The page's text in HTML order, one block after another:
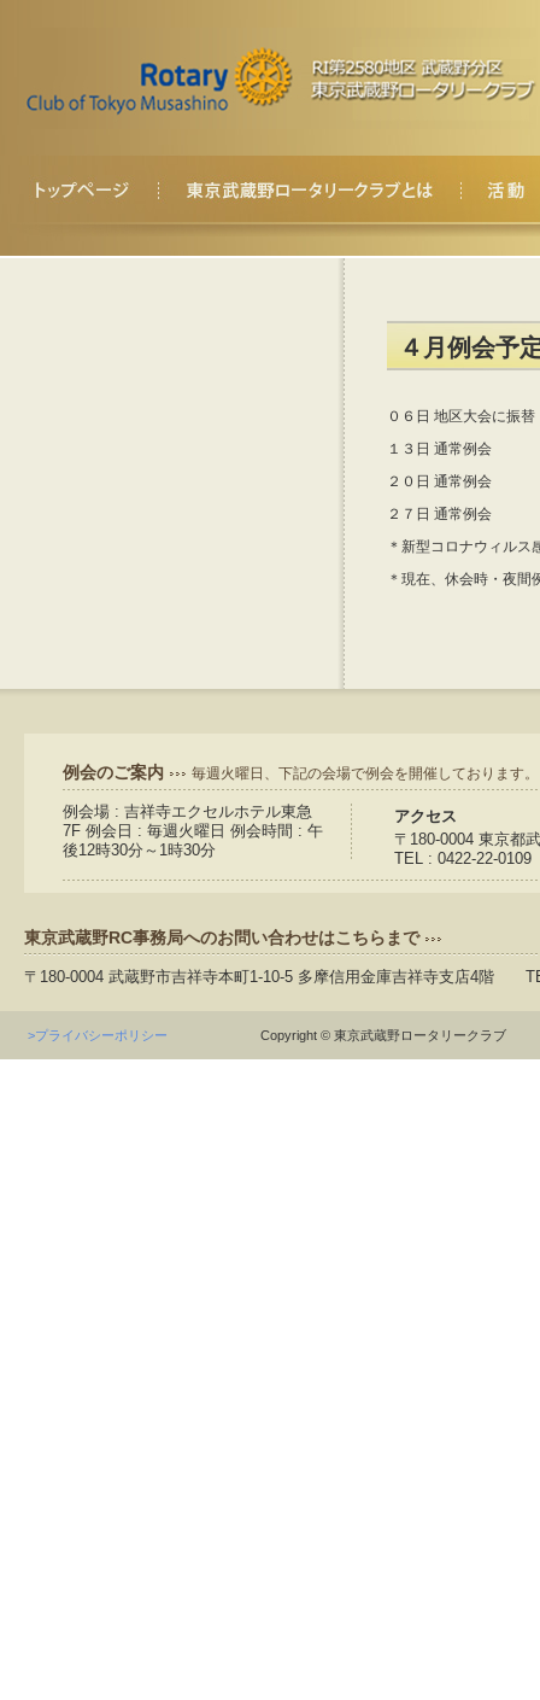
４月例会予
０６日 地区大会に振替
１３日 通常例会
２０日 通常例会
２７日 通常例会
＊新型コロナウィルス
＊現在、休会時・夜
例会のご案内 毎週火曜日、下記の会場で例会を開催しております。
例会場 : 吉祥寺エクセルホテル東急
7F 例会日 : 毎週火曜日 例会時間 : 午
後12時30分～1時30分
アクセス
〒180-0004 東京都
TEL : 0422-22-
東京武蔵野RC事務局へのお問い合わせはこちらまで
〒180-0004 武蔵野市吉祥寺本町1-10-5 多摩信用金庫吉祥寺支店4
>プライバシーポリシー Copyright © 東京武蔵野ロータリークラブ